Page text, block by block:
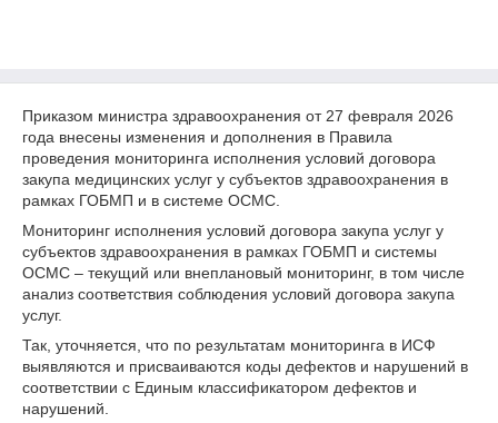
Приказом министра здравоохранения от 27 февраля 2026
года внесены изменения и дополнения в Правила
проведения мониторинга исполнения условий договора
закупа медицинских услуг у субъектов здравоохранения в
рамках ГОБМП и в системе ОСМС.
Мониторинг исполнения условий договора закупа услуг у
субъектов здравоохранения в рамках ГОБМП и системы
ОСМС – текущий или внеплановый мониторинг, в том числе
анализ соответствия соблюдения условий договора закупа
услуг.
Так, уточняется, что по результатам мониторинга в ИСФ
выявляются и присваиваются коды дефектов и нарушений в
соответствии с Единым классификатором дефектов и
нарушений.